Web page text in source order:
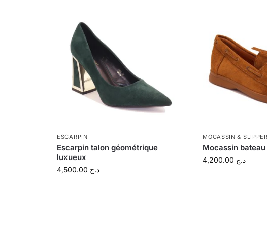
ESCARPIN
Escarpin talon géométrique
luxueux
د.ج
MOCASSIN &
Mocassin
د.ج